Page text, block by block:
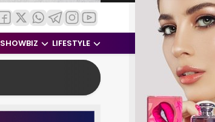
SHOWBIZ LIFESTYLE